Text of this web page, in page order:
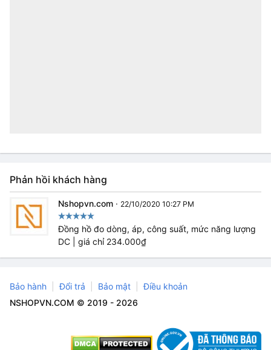
Phản hồi khách hàng
Nshopvn.com · 22/10/2020 10:27 PM
Đồng hồ đo dòng, áp, công suất, mức năng lượng
DC | giá chỉ 234.000₫
Bảo hành Đổi trả Bảo mật
Điều khoản
NSHOPVN.COM © 2019 - 2026